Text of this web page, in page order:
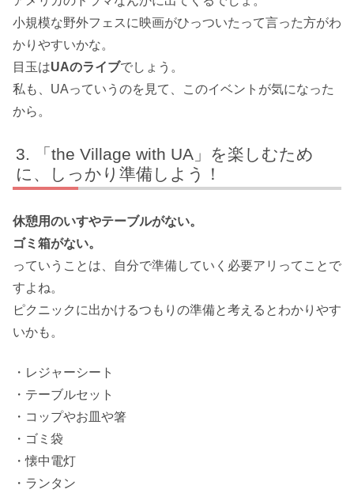
小規模な野外フェスに映画がひっついたって言った方がわ
かりやすいかな。
目玉はUAのライブでしょう。
私も、UAっていうのを見て、このイベントが気になった
から。
「the Village with UA」を楽しむため
に、しっかり準備しよう！
休憩用のいすやテーブルがない。
ゴミ箱がない。
っていうことは、自分で準備していく必要アリってことで
すよね。
ピクニックに出かけるつもりの準備と考えるとわかりやす
いかも。
・レジャーシート
・テーブルセット
・コップやお皿や箸
・ゴミ袋
・懐中電灯
・ランタン